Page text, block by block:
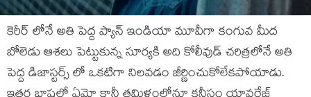
కెరీర్ లోనే అతి పెద్ద ప్యాన్ ఇండియా మూవీగా కంగువ మీద
బోలెడు ఆశలు పెట్టుకున్న సూర్యకి అది కోలీవుడ్ చరిత్రలోనే అతి
పెద్ద డిజాస్టర్స్ లో ఒకటిగా నిలవడం జీర్ణించుకోలేకపోయాడు.